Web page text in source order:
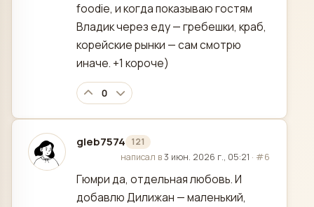
foodie, и когда показываю гостям
Владик через еду — гребешки, краб,
корейские рынки — сам смотрю
иначе. +1 короче)
0
gleb7574 121
отредактировано
написал в3 июн. 2026 г., 05:21 · #6
Гюмри да, отдельная любовь. И
добавлю Дилижан — маленький,